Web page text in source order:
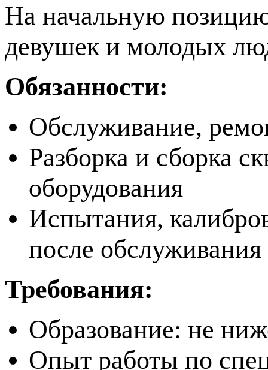
На начальную
девушек и молодых
Обязанности:
Обслуживание,
Разборка и сборка
оборудования
Испытания,
после
Требования:
Образование: не
Опыт работы по